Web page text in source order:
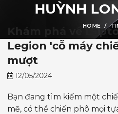
HUỲNH
HOME
Khám phá về
Legion 'cỗ máy
mượt
12/05/2024
Bạn đang tìm kiếm một
mẽ, có thể chiến phô mọi